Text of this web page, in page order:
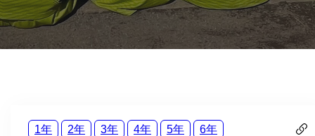
1年 2年 3年 4年 5年 6年